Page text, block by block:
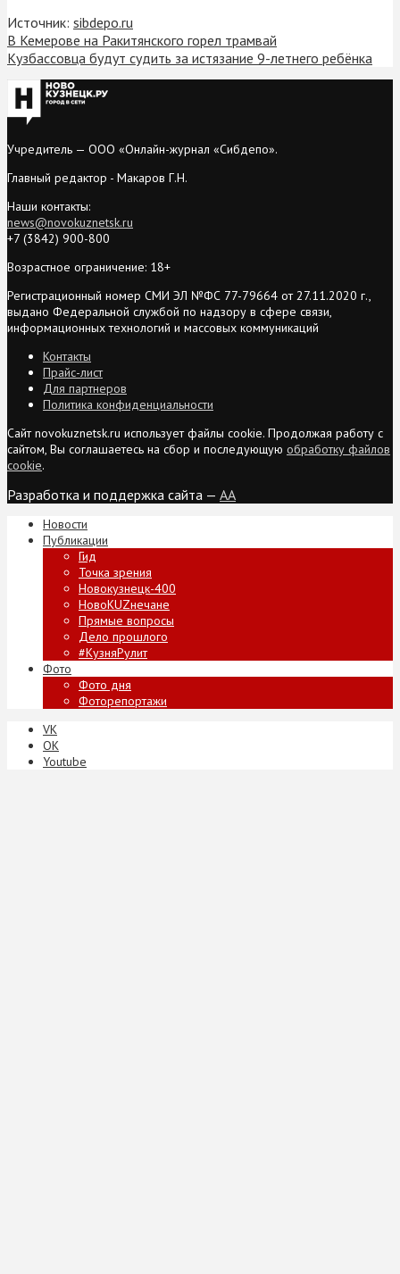
Источник: sibdepo.ru
В Кемерове на Ракитянского горел трамвай
Кузбассовца будут судить за истязание 9-летнего ребёнка
Учредитель — ООО «Онлайн-журнал «Сибдепо».
Главный редактор - Макаров Г.Н.
Наши контакты:
news@novokuznetsk.ru
+7 (3842) 900-800
Возрастное ограничение: 18+
Регистрационный номер СМИ ЭЛ №ФС 77-79664 от 27.11.2020 г.,
выдано Федеральной службой по надзору в сфере связи,
информационных технологий и массовых коммуникаций
Контакты
Прайс-лист
Для партнеров
Политика конфиденциальности
Сайт novokuznetsk.ru использует файлы cookie. Продолжая работу с
сайтом, Вы соглашаетесь на сбор и последующую обработку файлов
cookie.
Разработка и поддержка сайта — AA
Новости
Публикации
Гид
Точка зрения
Новокузнецк-400
НовоKUZнечане
Прямые вопросы
Дело прошлого
#КузняРулит
Фото
Фото дня
Фоторепортажи
VK
ОК
Youtube